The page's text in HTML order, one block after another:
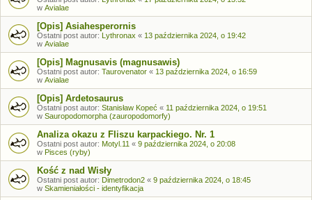
w Avialae
[Opis] Asiahesperornis
Ostatni post autor: Lythronax « 13 października 2024, o 19:42
w Avialae
[Opis] Magnusavis (magnusawis)
Ostatni post autor: Taurovenator « 13 października 2024, o 16:59
w Avialae
[Opis] Ardetosaurus
Ostatni post autor: Stanisław Kopeć « 11 października 2024, o 19:51
w Sauropodomorpha (zauropodomorfy)
Analiza okazu z Fliszu karpackiego. Nr. 1
Ostatni post autor: Motyl.11 « 9 października 2024, o 20:08
w Pisces (ryby)
Kość z nad Wisły
Ostatni post autor: Dimetrodon2 « 9 października 2024, o 18:45
w Skamieniałości - identyfikacja